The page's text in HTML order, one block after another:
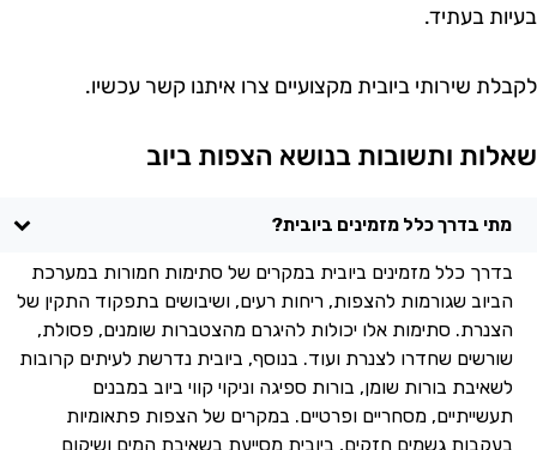
בעתיד.
שירותי ביובית מקצועיים צרו איתנו קשר עכשיו.
ותשובות בנושא הצפות ביוב
מתי בדרך כלל מזמינים ביובית?
בדרך כלל מזמינים ביובית במקרים של סתימות חמורות במערכת
הביוב שגורמות להצפות, ריחות רעים, ושיבושים בתפקוד התקין של
הצנרת. סתימות אלו יכולות להיגרם מהצטברות שומנים, פסולת,
שורשים שחדרו לצנרת ועוד. בנוסף, ביובית נדרשת לעיתים קרובות
לשאיבת בורות שומן, בורות ספיגה וניקוי קווי ביוב במבנים
תעשייתיים, מסחריים ופרטיים. במקרים של הצפות פתאומיות
בעקבות גשמים חזקים, ביובית מסייעת בשאיבת המים ושיקום